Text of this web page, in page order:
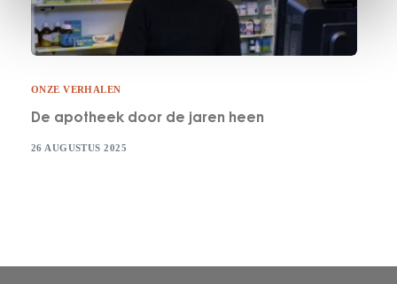
ONZE VERHALEN
De apotheek door de jaren heen
26 AUGUSTUS 2025